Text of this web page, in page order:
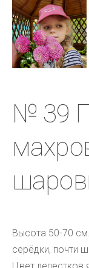
№ 39
Высота 50-70 см.